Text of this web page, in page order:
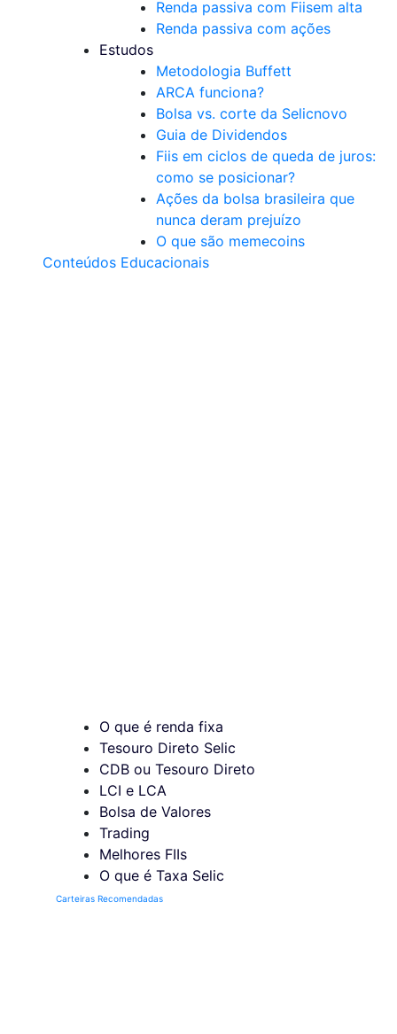
Renda passiva com Fiisem alta
Renda passiva com ações
Estudos
Metodologia Buffett
ARCA funciona?
Bolsa vs. corte da Selicnovo
Guia de Dividendos
Fiis em ciclos de queda de juros:
como se posicionar?
Ações da bolsa brasileira que
nunca deram prejuízo
O que são memecoins
Conteúdos Educacionais
O que é renda fixa
Tesouro Direto Selic
CDB ou Tesouro Direto
LCI e LCA
Bolsa de Valores
Trading
Melhores FIIs
O que é Taxa Selic
Carteiras Recomendadas